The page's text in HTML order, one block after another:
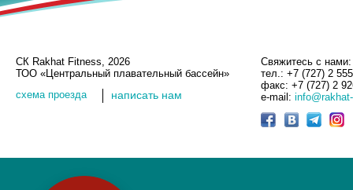
СК Rakhat Fitness, 2026
ТОО «Центральный плавательный бассейн»
cхема проезда
написать нам
Свяжитесь с нами:
тел.: +7 (727) 2
факс: +7 (727) 2
e-mail: